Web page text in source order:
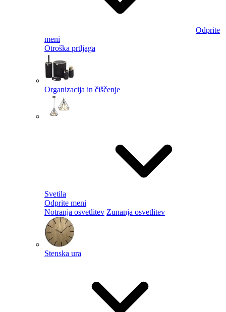
Odprite
meni
Otroška prtljaga
Organizacija in čiščenje
Svetila
Odprite meni
Notranja osvetlitev Zunanja osvetlitev
Stenska ura